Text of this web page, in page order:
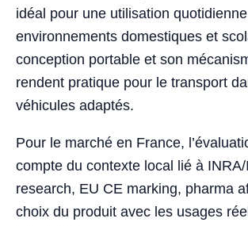
idéal pour une utilisation
environnements domestiques et
conception portable et son
rendent pratique pour le transport
véhicules adaptés.
Pour le marché en France,
compte du contexte local lié à
research, EU CE marking, pharma
choix du produit avec les usages